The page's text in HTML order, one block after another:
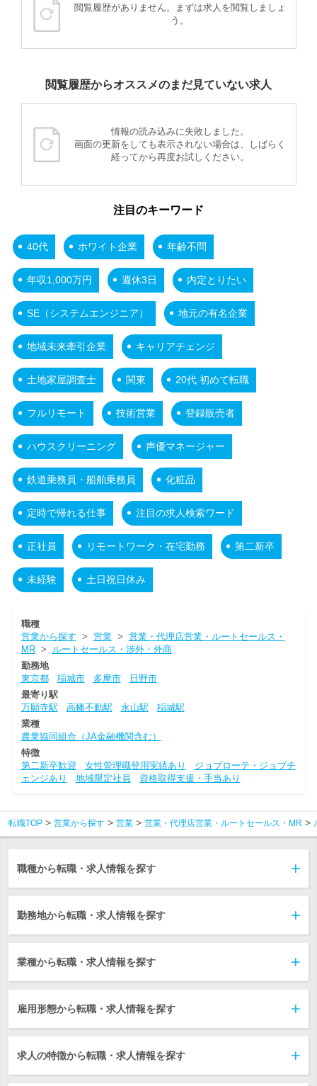
閲覧履歴がありません。まずは求人を閲覧しましょ
う。
閲覧履歴からオススメのまだ見ていない求人
情報の読み込みに失敗しました。
画面の更新をしても表示されない場合は、しばらく
経ってから再度お試しください。
注目のキーワード
40代 ホワイト企業 年齢不問
年収1,000万円 週休3日 内定とりたい
SE（システムエンジニア） 地元の有名企業
地域未来牽引企業 キャリアチェンジ
土地家屋調査士 関東 20代 初めて転職
フルリモート 技術営業 登録販売者
ハウスクリーニング 声優マネージャー
鉄道乗務員・船舶乗務員 化粧品
定時で帰れる仕事 注目の求人検索ワード
正社員 リモートワーク・在宅勤務 第二新卒
未経験 土日祝日休み
職種
営業から探す > 営業> 営業・代理店営業・ルートセールス・
MR>
ルートセールス・渉外・外商
勤務地
東京都
稲城市 多摩市
日野市
最寄り駅
万願寺駅
高幡不動駅 永山駅
稲城駅
業種
農業協同組合（JA金融機関含む）
特徴
第二新卒歓迎
女性管理職登用実績あり
ジョブローテ・ジョブチ
ェンジあり
地域限定社員 資格取得支援・手当あり
転職TOP 営業から探す 営業 営業・代理店営業・ルートセールス・MR
職種から転職・求人情報を探す
勤務地から転職・求人情報を探す
業種から転職・求人情報を探す
雇用形態から転職・求人情報を探す
求人の特徴から転職・求人情報を探す